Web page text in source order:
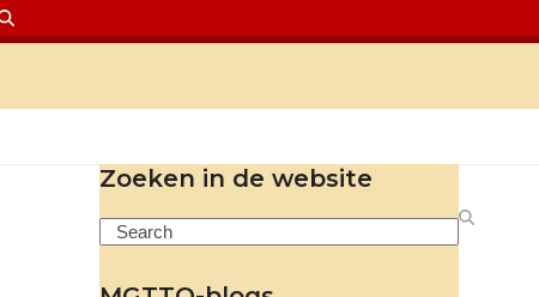
Zoeken in de website
Search